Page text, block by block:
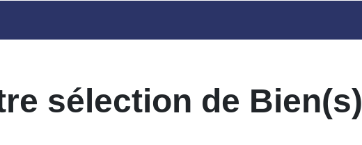
sélection de Bien(s)